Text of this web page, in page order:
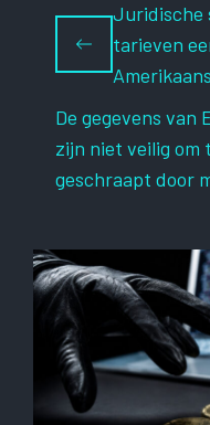
Juridische
tarieven
De gegevens van
zijn niet veilig om
geschraapt door